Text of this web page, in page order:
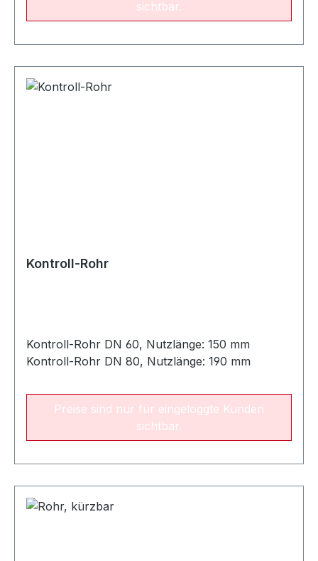
sichtbar.
Kontroll-Rohr
Kontroll-Rohr DN 60, Nutzlänge: 150 mm
Kontroll-Rohr DN 80, Nutzlänge: 190 mm
Preise sind nur für eingeloggte Kunden
sichtbar.